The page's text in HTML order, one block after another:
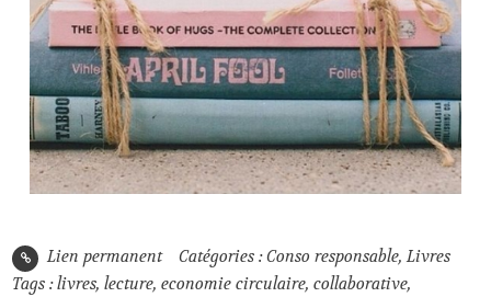
Lien permanent Catégories :Conso responsable,Livres
Tags :livres,lecture,economie circulaire,collaborative,